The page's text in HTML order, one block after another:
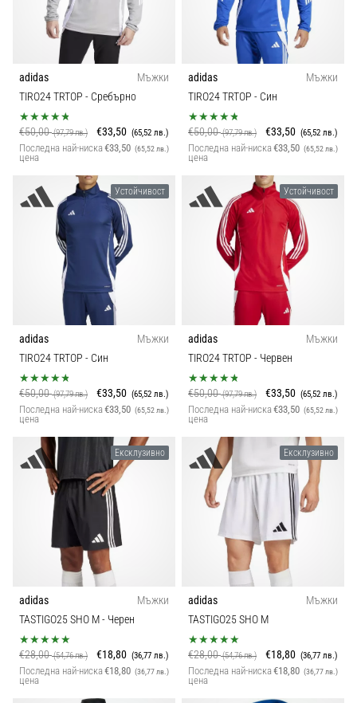
adidas
Мъжки
TIRO24 TRTOP - Сребърно
€50,00(97,79 лв.) €33,50 (65,52 лв.)
Последна най-ниска
цена
€33,50 (65,52 лв.)
adidas
Мъжки
TIRO24 TRTOP - Син
€50,00(97,79 лв.) €33,50 (65,52 лв.)
Последна най-ниска
цена
€33,50 (65,52 лв.)
Устойчивост
adidas
Мъжки
TIRO24 TRTOP - Син
€50,00(97,79 лв.) €33,50 (65,52 лв.)
Последна най-ниска
цена
€33,50 (65,52 лв.)
Устойчивост
adidas
Мъжки
TIRO24 TRTOP - Червен
€50,00(97,79 лв.) €33,50 (65,52 лв.)
Последна най-ниска
цена
€33,50 (65,52 лв.)
Ексклузивно
adidas
Мъжки
TASTIGO25 SHO M- Черен
€28,00(54,76 лв.) €18,80 (36,77 лв.)
Последна най-ниска
цена
€18,80 (36,77 лв.)
Ексклузивно
adidas
Мъжки
TASTIGO25 SHO M
€28,00(54,76 лв.) €18,80 (36,77 лв.)
Последна най-ниска
цена
€18,80 (36,77 лв.)